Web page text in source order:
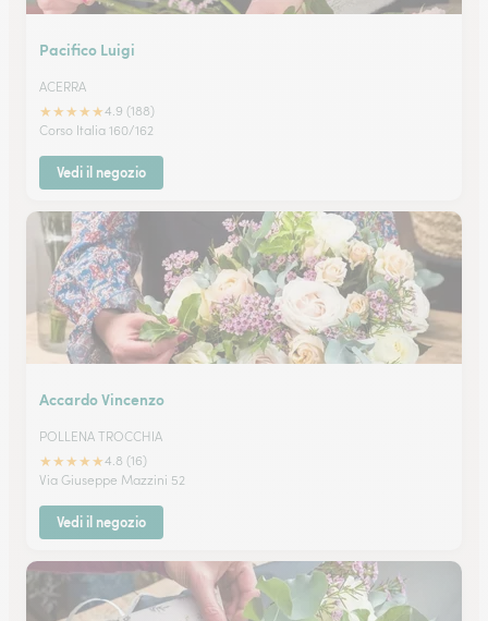
Pacifico Luigi
ACERRA
★★★★★4.9 (188)
Corso Italia 160/162
Vedi il negozio
Accardo Vincenzo
POLLENA TROCCHIA
★★★★★4.8 (16)
Via Giuseppe Mazzini 52
Vedi il negozio